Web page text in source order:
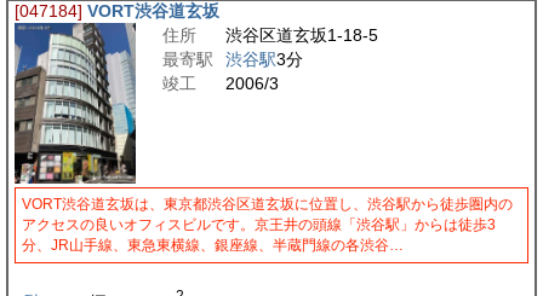
[047184] VORT渋谷道玄坂
住所
渋谷区道玄坂1-18-5
最寄駅
渋谷駅3分
竣工
2006/3
VORT渋谷道玄坂は、東京都渋谷区道玄坂に位置し、渋谷駅から徒歩圏内の
アクセスの良いオフィスビルです。京王井の頭線「渋谷駅」からは徒歩3
分、JR山手線、東急東横線、銀座線、半蔵門線の各渋谷…